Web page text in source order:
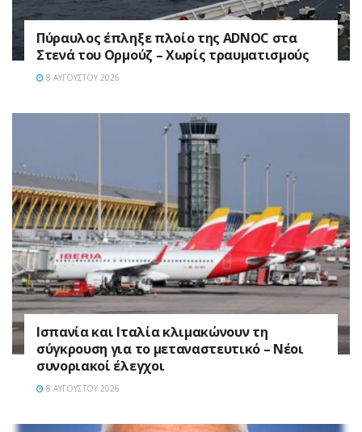
Πύραυλος έπληξε πλοίο της ADNOC στα
Στενά του Ορμούζ – Χωρίς τραυματισμούς
8 ΑΥΓΟΎΣΤΟΥ 2026
Ισπανία και Ιταλία κλιμακώνουν τη
σύγκρουση για το μεταναστευτικό – Νέοι
συνοριακοί έλεγχοι
8 ΑΥΓΟΎΣΤΟΥ 2026